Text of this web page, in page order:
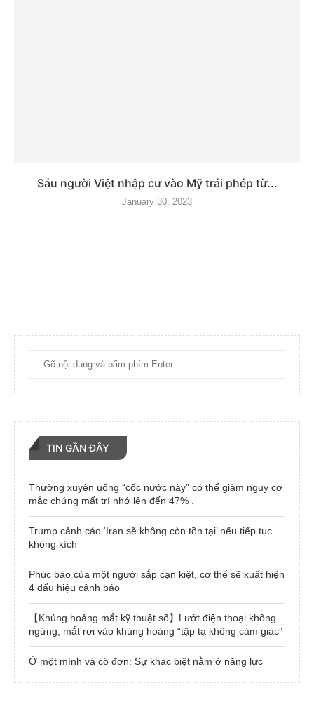
Sáu người Việt nhập cư vào Mỹ trái phép từ...
January 30, 2023
TIN GẦN ĐÂY
Thường xuyên uống “cốc nước này” có thể giảm nguy cơ
mắc chứng mất trí nhớ lên đến 47% .
Trump cảnh cáo ‘Iran sẽ không còn tồn tại’ nếu tiếp tục
không kích
Phúc báo của một người sắp cạn kiệt, cơ thể sẽ xuất hiện
4 dấu hiệu cảnh báo
【Khủng hoảng mắt kỹ thuật số】Lướt điện thoại không
ngừng, mắt rơi vào khủng hoảng “tập tạ không cảm giác”
Ở một mình và cô đơn: Sự khác biệt nằm ở năng lực